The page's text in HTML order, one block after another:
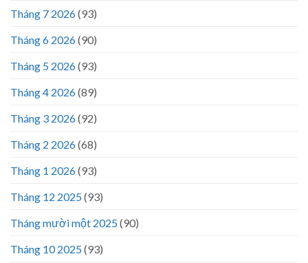
Tháng 7 2026(93)
Tháng 6 2026(90)
Tháng 5 2026(93)
Tháng 4 2026(89)
Tháng 3 2026(92)
Tháng 2 2026(68)
Tháng 1 2026(93)
Tháng 12 2025(93)
Tháng mười một 2025(90)
Tháng 10 2025(93)